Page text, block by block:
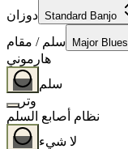
دوزان Standard Banjo
سلم / مقام Major Blues
هارموني
سلم
وتر
نظام أصابع السلم
لا شيء